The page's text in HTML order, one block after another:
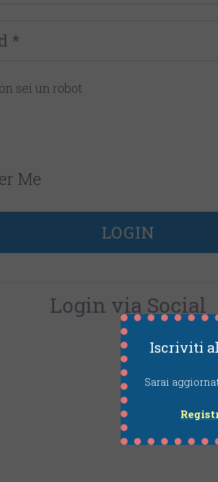
sei un robot
Me
LOGIN
Login via Social
Iscriviti
Sarai